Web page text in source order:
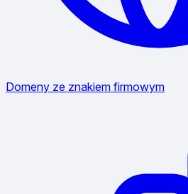
Domeny ze znakiem firmowym